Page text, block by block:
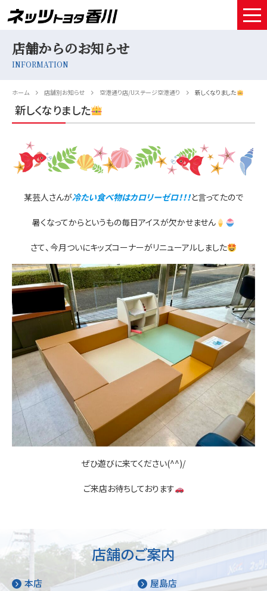
店舗情報
お得なお支払い
採用情報
お問い合わせ
店舗からのお知らせ
INFORMATION
ホーム 店舗別お知らせ 空港通り店/Uステージ空港通り 新しくなりました
新しくなりました
某芸人さんが冷たい食べ物はカロリーゼロ！！！と言ってたので
暑くなってからというもの毎日アイスが欠かせません
さて、今月ついにキッズコーナーがリニューアルしました
ぜひ遊びに来てください(^^)/
ご来店お待ちしております
店舗のご案内
本店 屋島店